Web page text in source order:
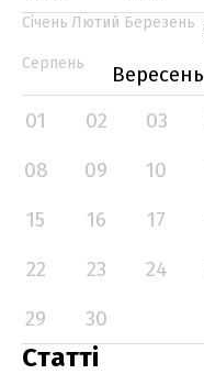
Січень Лютий Березень
Серпень Вересень
01 02 03
08
09 10
15
16 17
22
23 24
29
30
Статті